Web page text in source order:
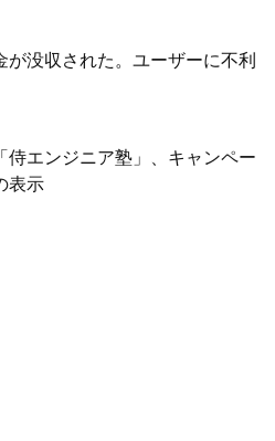
が没収された。ユーザーに不利
侍エンジニア塾」、キャンペー
表示